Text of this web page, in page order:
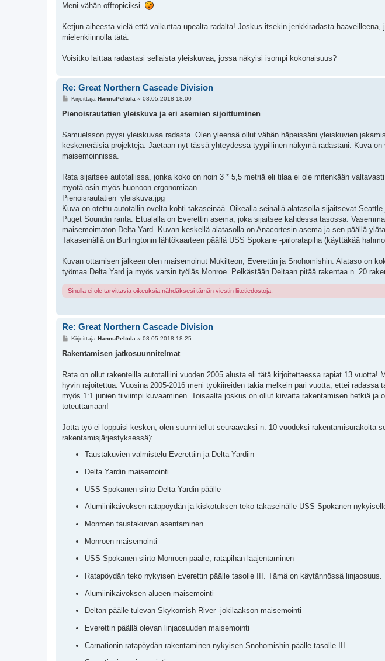
Meni vähän offtopiciksi.
Ketjun aiheesta vielä että vaikuttaa upealta radalta! Joskus itsekin jenkkiradasta
mielenkiinnolla tätä.
Voisitko laittaa radastasi sellaista yleiskuvaa, jossa näkyisi isompi kokonaisuus?
Re: Great Northern Cascade Division
V
e
i
Kirjoittaja HannuPeltola» 08.05.2018 18:00
Pienoisrautatien yleiskuva ja eri asemien sijoittuminen
Samuelsson pyysi yleiskuvaa radasta. Olen yleensä ollut vähän häpeissäni yleiskuvien
keskeneräisiä projekteja. Jaetaan nyt tässä yhteydessä tyypillinen näkymä radastani. Kuva
maisemoinnissa.
Rata sijaitsee autotallissa, jonka koko on noin 3 * 5,5 metriä eli tilaa ei ole mitenkään
myötä osin myös huonoon ergonomiaan.
Pienoisrautatien_yleiskuva.jpg
Kuva on otettu autotallin ovelta kohti takaseinää. Oikealla seinällä alatasolla sijaitsevat
Puget Soundin ranta. Etualalla on Everettin asema, joka sijaitsee kahdessa tasossa.
maisemoimaton Delta Yard. Kuvan keskellä alatasolla on Anacortesin asema ja sen päällä
Takaseinällä on Burlingtonin lähtökaarteen päällä USS Spokane -piiloratapiha (käyttäkää
Kuvan ottamisen jälkeen olen maisemoinut Mukilteon, Everettin ja Snohomishin. Alataso on
työmaa Delta Yard ja myös varsin työläs Monroe. Pelkästään Deltaan pitää rakentaa n. 20
Sinulla ei ole tarvittavia oikeuksia nähdäksesi tämän viestin liitetiedostoja.
Re: Great Northern Cascade Division
V
e
i
Kirjoittaja HannuPeltola » 08.05.2018 18:25
Rakentamisen jatkosuunnitelmat
Rata on ollut rakenteilla autotalliini vuoden 2005 alusta eli tätä kirjoitettaessa rapiat 13
hyvin rajoitettua. Vuosina 2005-2016 meni työkiireiden takia melkein pari vuotta, ettei
myös 1:1 junien tiiviimpi kuvaaminen. Toisaalta joskus on ollut kiivaita rakentamisen hetkiä
toteuttamaan!
Jotta työ ei loppuisi kesken, olen suunnitellut seuraavaksi n. 10 vuodeksi rakentamisurakoita
rakentamisjärjestyksessä):
Taustakuvien valmistelu Everettiin ja Delta Yardiin
Delta Yardin maisemointi
USS Spokanen siirto Delta Yardin päälle
Alumiinikaivoksen ratapöydän ja kiskotuksen teko takaseinälle USS Spokanen
Monroen taustakuvan asentaminen
Monroen maisemointi
USS Spokanen siirto Monroen päälle, ratapihan laajentaminen
Ratapöydän teko nykyisen Everettin päälle tasolle III. Tämä on käytännössä linjaosuus.
Alumiinikaivoksen alueen maisemointi
Deltan päälle tulevan Skykomish River -jokilaakson maisemointi
Everettin päällä olevan linjaosuuden maisemointi
Carnationin ratapöydän rakentaminen nykyisen Snohomishin päälle tasolle III